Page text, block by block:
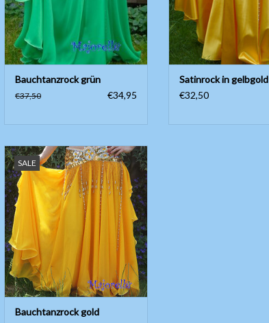
ZUM WARENKORB HINZUFÜGEN
Bauchtanzrock grün
€37,50 €34,95
Satinrock in gelbgold
€32,50
SALE
Rock mit Bänder, Seitenschlitzen
und zwei Lagen Stoff. In gold.
Universelle Größe; S/M/L Bis und
mit Größe 42/44.
Länge ungefähr 95cm
ZUM WARENKORB HINZUFÜGEN
Bauchtanzrock gold